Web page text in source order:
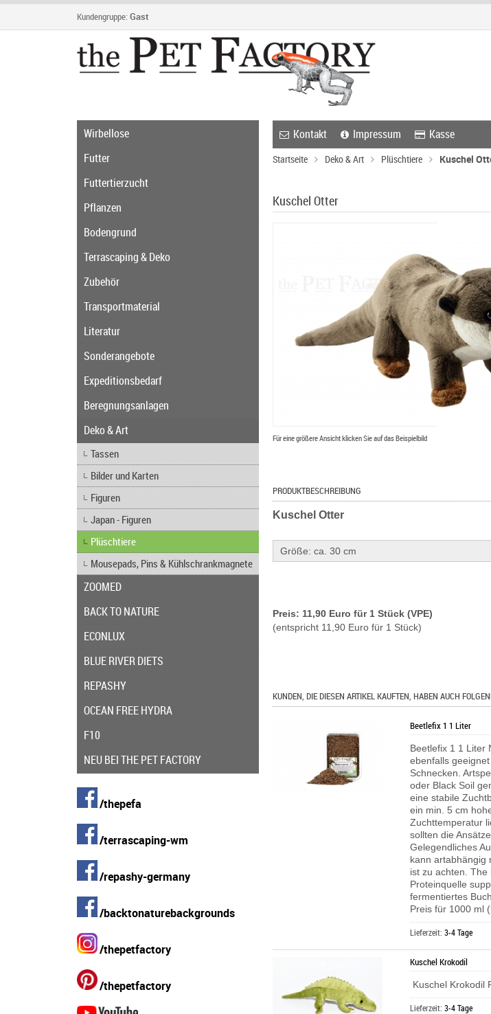
Kundengruppe: Gast
Kontakt
Impressum Kasse
Startseite Deko & Art Plüschtiere Kuschel
Kuschel Otter
Für eine größere Ansicht klicken Sie auf das Beispielbild
PRODUKTBESCHREIBUNG
Kuschel Otter
Größe: ca. 30 cm
Preis: 11,90 Euro für 1 Stück (VPE)
(entspricht 11,90 Euro für 1 Stück)
KUNDEN, DIE DIESEN ARTIKEL KAUFTEN, HABEN AUCH
Beetlefix 1 1 Liter
Beetlefix 1 1 Liter
ebenfalls
Schnecken.
oder Black Soil
eine stabile
ein min. 5 cm
Zuchttemperatur
sollten die
Gelegendliches
kann artabhängig
ist zu achten.The
Proteinquelle
fermentiertes
Preis für 1000 ml
Lieferzeit:3-4 Tage
Kuschel Krokodil
Kuschel Krokodil
Lieferzeit:3-4 Tage
Wirbellose
Futter
Futtertierzucht
Pflanzen
Bodengrund
Terrascaping & Deko
Zubehör
Transportmaterial
Literatur
Sonderangebote
Expeditionsbedarf
Beregnungsanlagen
Deko & Art
Tassen
Bilder und Karten
Figuren
Japan - Figuren
Plüschtiere
Mousepads, Pins & Kühlschrankmagnete
ZOOMED
BACK TO NATURE
ECONLUX
BLUE RIVER DIETS
REPASHY
OCEAN FREE HYDRA
F10
NEU BEI THE PET FACTORY
/thepefa
/terrascaping-wm
/repashy-germany
/backtonaturebackgrounds
/thepetfactory
/thepetfactory